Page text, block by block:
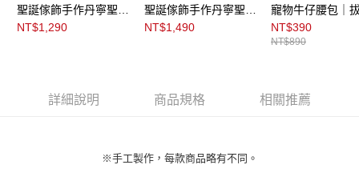
聖誕傢飾手作丹寧聖誕
襪｜拔洗藍
NT$1,290
聖誕傢飾手作丹寧聖誕
樹｜中古藍
NT$1,490
寵物牛仔腰包｜
NT$390
NT$890
詳細說明 商品規格 相關推薦
※手工製作，每款商品略有不同。